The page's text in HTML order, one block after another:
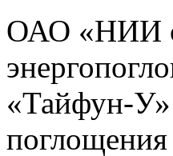
ОАО «НИИ
«Тайфун-У»
поглощения